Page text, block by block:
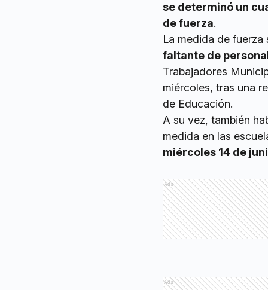
se determinó un
de fuerza.
La medida de
faltante de
Trabajadores
miércoles, tras una
de Educación.
A su vez, también
medida en las
miércoles 14 de
Ads
Ads